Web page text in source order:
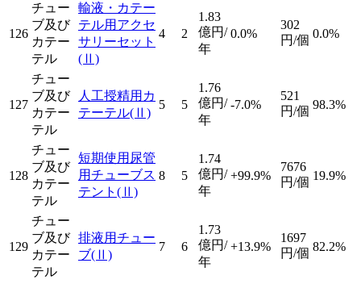
126
チュー
ブ及び
カテー
テル
輸液・カテー
テル用アクセ
サリーセット
(Ⅱ)
4 2
1.83
億円/
年
0.0%
302
円/個 0.0%
127
チュー
ブ及び
カテー
テル
人工授精用カ
テーテル(Ⅱ)
5 5
1.76
億円/
年
-7.0%
521
円/個 98.3%
128
チュー
ブ及び
カテー
テル
短期使用尿管
用チューブス
テント (Ⅱ)
8 5
1.74
億円/
年
+99.9%
7676
円/個 19.9%
129
チュー
ブ及び
カテー
テル
排液用チュー
ブ(Ⅱ)
7 6
1.73
億円/
年
+13.9%
1697
円/個 82.2%